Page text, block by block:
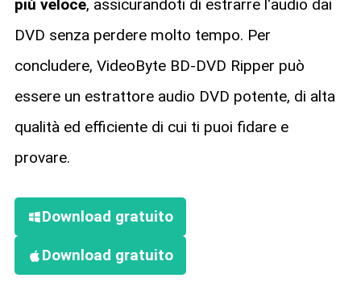
più veloce, assicurandoti di estrarre l'audio dai
DVD senza perdere molto tempo. Per
concludere, VideoByte BD-DVD Ripper può
essere un estrattore audio DVD potente, di alta
qualità ed efficiente di cui ti puoi fidare e
provare.
Download gratuito
Download gratuito